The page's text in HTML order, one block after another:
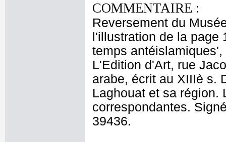
COMMENTAIRE :
Reversement du
l'illustration de la page
temps
L'Edition d'Art, rue
arabe, écrit au XIIIè s.
Laghouat et sa région.
correspondantes.
39436.